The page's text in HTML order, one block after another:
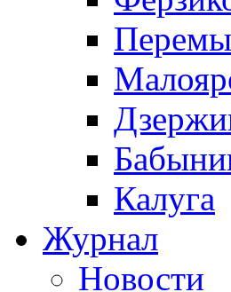
Калуга
Журнал
Новости